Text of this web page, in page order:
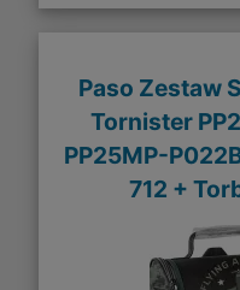
Paso Zestaw
Tornister
PP25MP-
712 +